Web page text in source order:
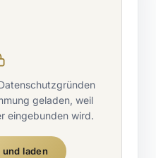
geladen, weil
eingebunden wird.
laden